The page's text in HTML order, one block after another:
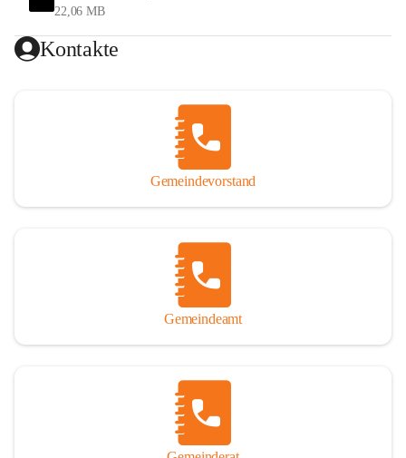
22,06 MB
Kontakte
Gemeindevorstand
Gemeindeamt